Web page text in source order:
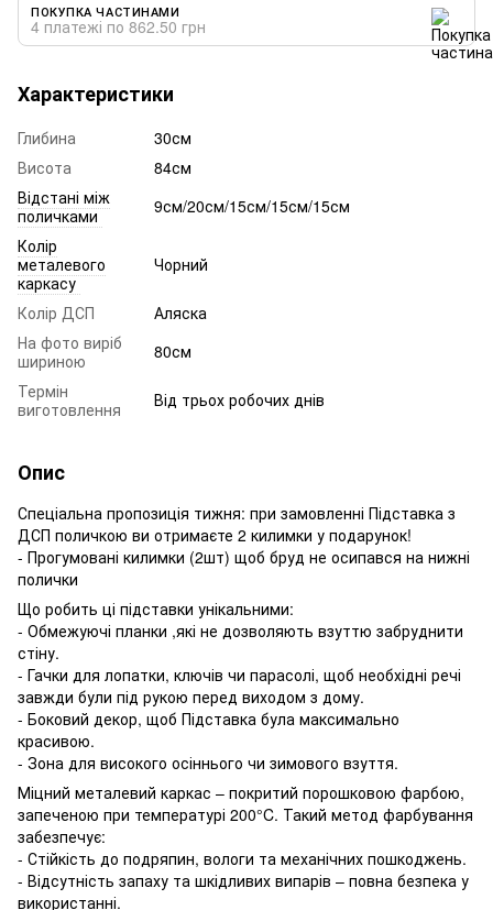
ПОКУПКА ЧАСТИНАМИ
4 платежі по 862.50 грн
Характеристики
Глибина
30см
Висота
84см
Відстані між
поличками
9см/20см/15см/15см/15см
Колір
металевого
каркасу
Чорний
Колір ДСП
Аляска
На фото виріб
шириною
80см
Термін
виготовлення
Від трьох робочих днів
Опис
Спеціальна пропозиція тижня: при замовленні Підставка з
ДСП поличкою ви отримаєте 2 килимки у подарунок!
- Прогумовані килимки (2шт) щоб бруд не осипався на нижні
полички
Що робить ці підставки унікальними:
- Обмежуючі планки ,які не дозволяють взуттю забруднити
стіну.
- Гачки для лопатки, ключів чи парасолі, щоб необхідні речі
завжди були під рукою перед виходом з дому.
- Боковий декор, щоб Підставка була максимально
красивою.
- Зона для високого осіннього чи зимового взуття.
Міцний металевий каркас – покритий порошковою фарбою,
запеченою при температурі 200°C. Такий метод фарбування
забезпечує:
- Стійкість до подряпин, вологи та механічних пошкоджень.
- Відсутність запаху та шкідливих випарів – повна безпека у
використанні.